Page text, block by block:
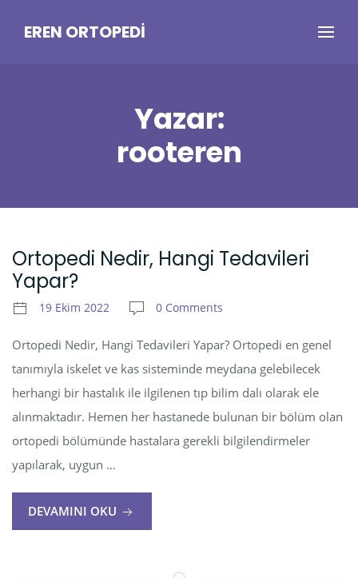
EREN ORTOPEDI
Yazar:
rooteren
Ortopedi Nedir, Hangi Tedavileri
Yapar?
19 Ekim 2022 0 Comments
Ortopedi Nedir, Hangi Tedavileri Yapar? Ortopedi en genel
tanımıyla iskelet ve kas sisteminde meydana gelebilecek
herhangi bir hastalık ile ilgilenen tıp bilim dalı olarak ele
alınmaktadır. Hemen her hastanede bulunan bir bölüm olan
ortopedi bölümünde hastalara gerekli bilgilendirmeler
yapılarak, uygun …
DEVAMINI OKU